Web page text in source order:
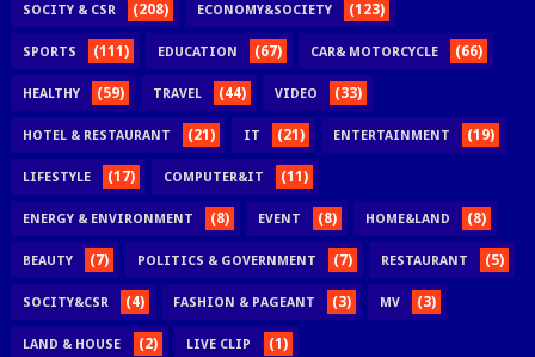
SOCITY & CSR (208) ECONOMY&SOCIETY (123)
SPORTS (111) EDUCATION (67) CAR& MOTORCYCLE (66)
HEALTHY (59) TRAVEL (44) VIDEO (33)
HOTEL & RESTAURANT (21) IT (21) ENTERTAINMENT (19)
LIFESTYLE (17) COMPUTER&IT (11)
ENERGY & ENVIRONMENT (8) EVENT (8) HOME&LAND (8)
BEAUTY (7) POLITICS & GOVERNMENT (7) RESTAURANT (5)
SOCITY&CSR (4) FASHION & PAGEANT (3) MV (3)
LAND & HOUSE (2) LIVE CLIP (1)